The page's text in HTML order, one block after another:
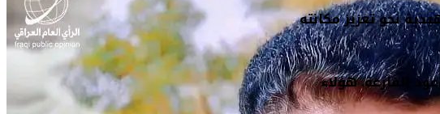
نحو تعزيز مكانته
الفارغة. هؤلاء